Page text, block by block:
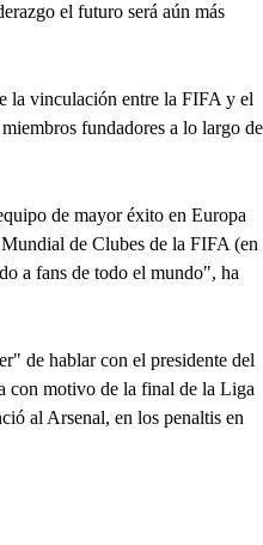
el futuro será aún más
la vinculación entre la FIFA y el
fundadores a lo largo de
de mayor éxito en Europa
de Clubes de la FIFA (en
a fans de todo el mundo", ha
de hablar con el presidente del
con motivo de la final de la Liga
al Arsenal, en los penaltis en